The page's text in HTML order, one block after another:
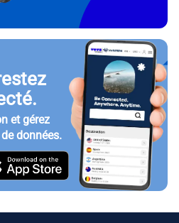
et gérez
données.